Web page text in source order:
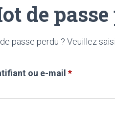
de
passe perdu ? Veuillez
ou e-mail *Obligatoire